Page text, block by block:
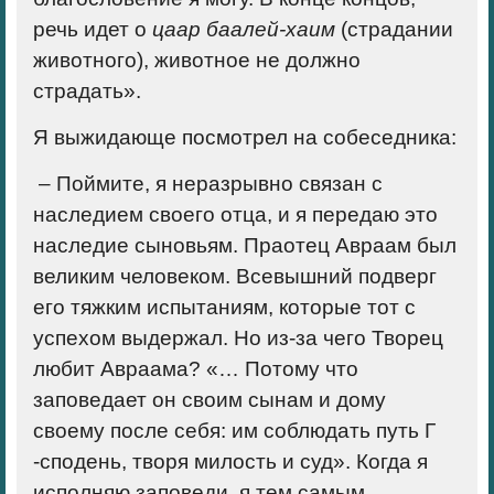
речь идет о цаар баалей-хаим (страдании
животного), животное не должно
страдать».
Я выжидающе посмотрел на собеседника:
– Поймите, я неразрывно связан с
наследием своего отца, и я передаю это
наследие сыновьям. Праотец Авраам был
великим человеком. Всевышний подверг
его тяжким испытаниям, которые тот с
успехом выдержал. Но из-за чего Творец
любит Авраама? «… Потому что
заповедает он своим сынам и дому
своему после себя: им соблюдать путь Г
-сподень, творя милость и суд». Когда я